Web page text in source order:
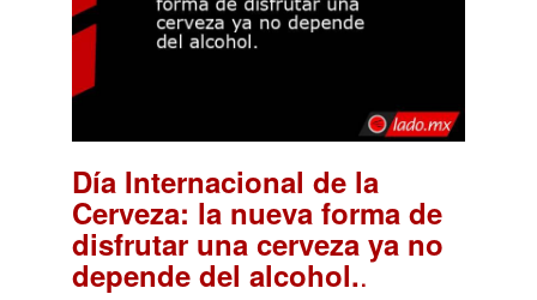
Día Internacional de la
Cerveza: la nueva forma de
disfrutar una cerveza ya no
depende del alcohol..